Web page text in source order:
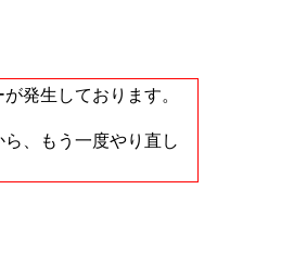
発生しております。
ら、もう一度やり直し